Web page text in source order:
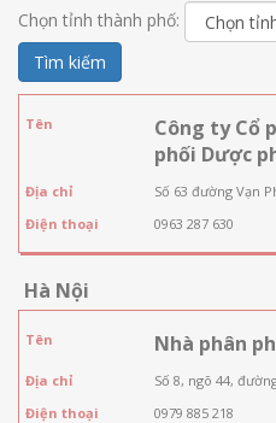
Chọn tỉnh thành phố:
Tìm kiếm
Tên
Công ty Cổ
phối Dược
Địa chỉ
Số 63 đường Vạn
Điện thoại
0963 287 630
Hà Nội
Tên Nhà phân
Địa chỉ
Số 8, ngõ 44,
Điện thoại
0979 885 218